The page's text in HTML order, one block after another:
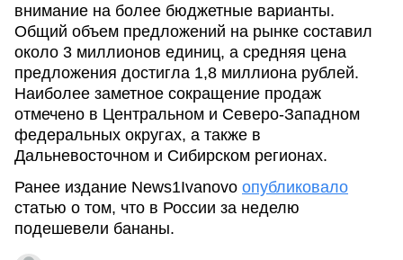
внимание на более бюджетные варианты.
Общий объем предложений на рынке составил
около 3 миллионов единиц, а средняя цена
предложения достигла 1,8 миллиона рублей.
Наиболее заметное сокращение продаж
отмечено в Центральном и Северо-Западном
федеральных округах, а также в
Дальневосточном и Сибирском регионах.
Ранее издание News1Ivanovo опубликовало
статью о том, что в России за неделю
подешевели бананы.